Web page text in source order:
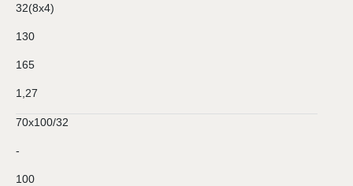
32(8х4)
130
165
1,27
70х100/32
-
100